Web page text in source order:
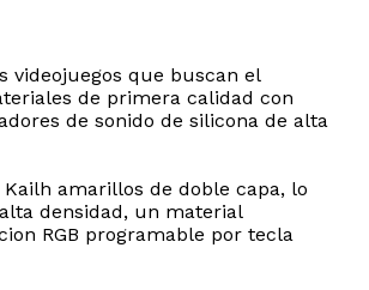
videojuegos que buscan el
de primera calidad con
de sonido de silicona de alta
amarillos de doble capa, lo
densidad, un material
RGB programable por tecla